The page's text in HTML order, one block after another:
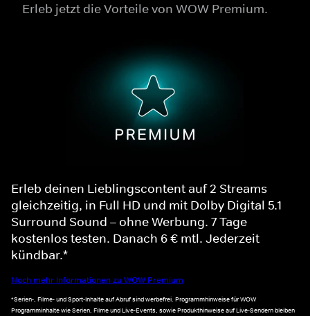
Erleb jetzt die Vorteile von WOW Premium.
Erleb deinen Lieblingscontent auf 2 Streams
gleichzeitig, in Full HD und mit Dolby Digital 5.1
Surround Sound – ohne Werbung. 7 Tage
kostenlos testen. Danach 6 € mtl. Jederzeit
kündbar.*
Noch mehr Informationen zu WOW Premium
*Serien-, Filme- und Sport-Inhalte auf Abruf sind werbefrei. Programmhinweise für WOW
Programminhalte wie Serien, Filme und Live-Events, sowie Produkthinweise auf Live-Sendern bleiben